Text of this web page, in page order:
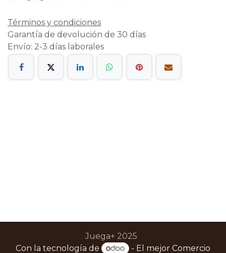
Términos y condiciones
Garantía de devolución de 30 días
Envío: 2-3 días laborales
Juega+ 2025
Con la tecnología de
- El mejor Comercio